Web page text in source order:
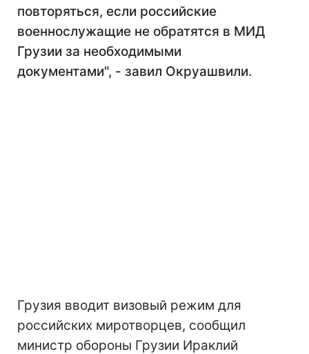
повторяться, если российские
военнослужащие не обратятся в МИД
Грузии за необходимыми
документами", - завил Окруашвили.
Грузия вводит визовый режим для
российских миротворцев, сообщил
министр обороны Грузии Ираклий